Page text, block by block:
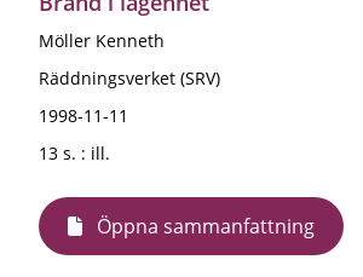
Möller Kenneth
Räddningsverket (SRV)
1998-11-11
13 s. : ill.
Öppna sammanfattning